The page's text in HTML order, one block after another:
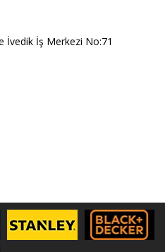
İvedik İş Merkezi No:71